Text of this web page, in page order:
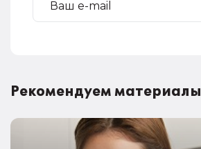
Рекомендуем материалы